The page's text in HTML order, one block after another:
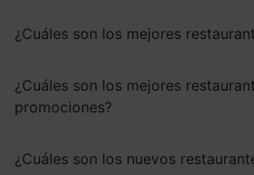
¿Cuáles son los mejores
¿Cuáles son los mejores
promociones?
¿Cuáles son los nuevos